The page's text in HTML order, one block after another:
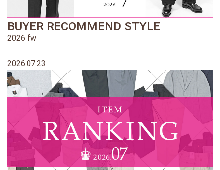
BUYER RECOMMEND STYLE
2026 fw
2026.07.23